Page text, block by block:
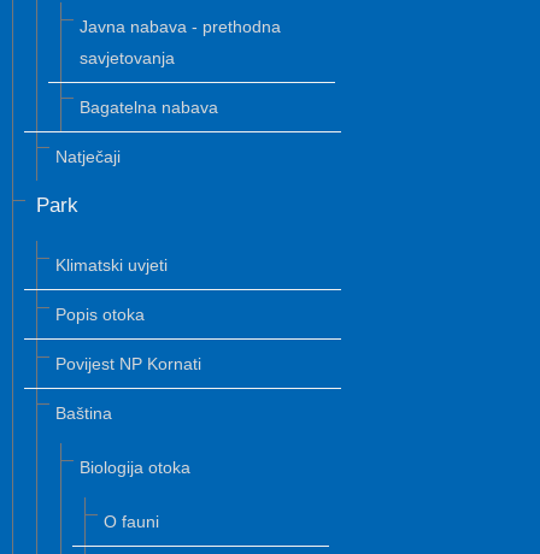
Javna nabava - prethodna
savjetovanja
Bagatelna nabava
Natječaji
Park
Klimatski uvjeti
Popis otoka
Povijest NP Kornati
Baština
Biologija otoka
O fauni